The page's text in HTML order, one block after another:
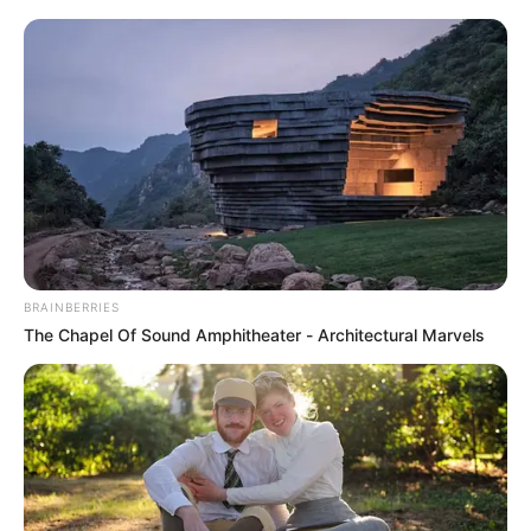
cuatro meses que fue trasladadaa urgencias del
alcalde de Medellín, Federico Gutiérrez, lamentó estos
hechos de violencia y las lesionesheridas que sufrieron
no solo el patrullero de la Policíaagredido con el
machete, sino lasheridas de la bebé de varios mesesde
nacida.
"Unabebé de cuatro meses resulta herida, luego de que
Policía dispararaen contra de un hombre que los
al parecer la bala rebotae impacta a la niña", reportó el
alcalde Gutiérrez a través de X.
El mandatario indicó esta misma tarde se comunicó con
el cirujano que atendió y evaluó a la menor en el Hospital
General.
"Me informa que
en este momento está fuera de peligro.
BRAINBERRIES
The Chapel Of Sound Amphitheater - Architectural Marvels